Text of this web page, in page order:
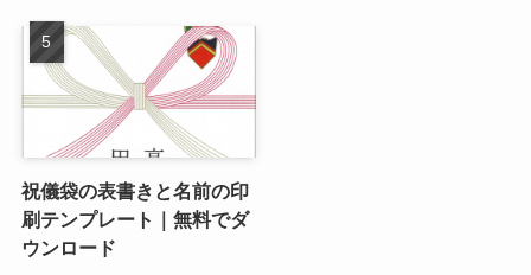
祝儀袋の表書きと名前の印
刷テンプレート｜無料でダ
ウンロード